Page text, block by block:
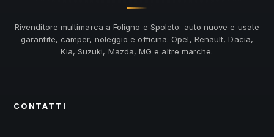
Rivenditore multimarca a Foligno e Spoleto: auto nuove e usate
garantite, camper, noleggio e officina. Opel, Renault, Dacia,
Kia, Suzuki, Mazda, MG e altre marche.
CONTATTI